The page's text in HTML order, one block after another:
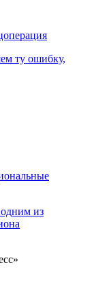
ту ошибку,
из